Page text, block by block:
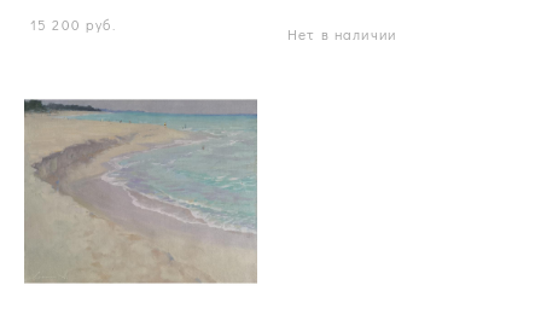
15 200 pуб.
Нет в наличии